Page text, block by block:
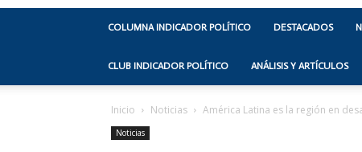
COLUMNA INDICADOR POLÍTICO DESTACADOS
CLUB INDICADOR POLÍTICO ANÁLISIS Y ARTÍCULOS
Inicio Noticias América Latina es la región en
Noticias